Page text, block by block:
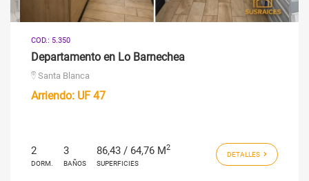
COD.: 5.350
Departamento en Lo Barnechea
Santa Blanca
Arriendo: UF 47
2
DORM.
3
BAÑOS
86,43 / 64,76 M2
SUPERFICIES
DETALLES